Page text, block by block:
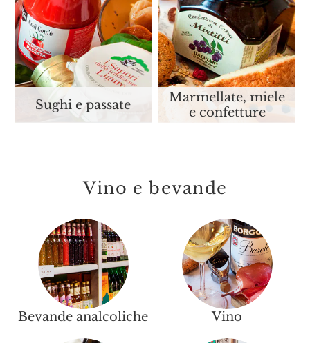
Sughi e passate
Marmellate, miele
e confetture
Vino e bevande
Bevande analcoliche Vino